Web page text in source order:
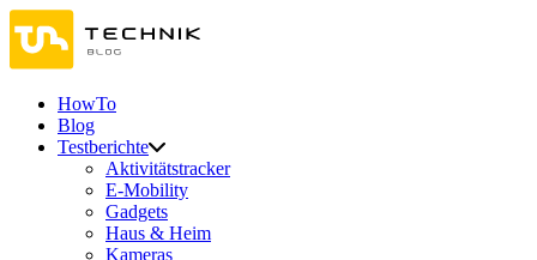
HowTo
Blog
Testberichte
Aktivitätstracker
E-Mobility
Gadgets
Haus & Heim
Kameras